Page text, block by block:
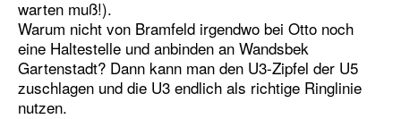
warten muß!).
Warum nicht von Bramfeld irgendwo bei Otto noch
eine Haltestelle und anbinden an Wandsbek
Gartenstadt? Dann kann man den U3-Zipfel der U5
zuschlagen und die U3 endlich als richtige Ringlinie
nutzen.